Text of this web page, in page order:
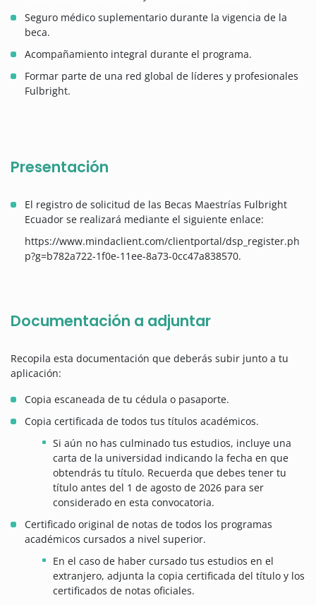
Seguro médico suplementario durante la vigencia de la
beca.
Acompañamiento integral durante el programa.
Formar parte de una red global de líderes y profesionales
Fulbright.
Presentación
El registro de solicitud de las Becas Maestrías Fulbright
Ecuador se realizará mediante el siguiente enlace:
https://www.mindaclient.com/clientportal/dsp_register.ph
p?g=b782a722-1f0e-11ee-8a73-0cc47a838570.
Documentación a adjuntar
Recopila esta documentación que deberás subir junto a tu
aplicación:
Copia escaneada de tu cédula o pasaporte.
Copia certificada de todos tus títulos académicos.
Si aún no has culminado tus estudios, incluye una
carta de la universidad indicando la fecha en que
obtendrás tu título. Recuerda que debes tener tu
título antes del 1 de agosto de 2026 para ser
considerado en esta convocatoria.
Certificado original de notas de todos los programas
académicos cursados a nivel superior.
En el caso de haber cursado tus estudios en el
extranjero, adjunta la copia certificada del título y los
certificados de notas oficiales.